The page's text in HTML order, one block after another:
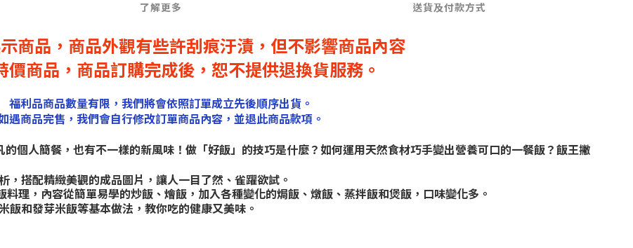
了解更多 送貨及付款方式
商品，商品外觀有些許刮痕汙漬， 但不影響商品內容
價商品，商品訂購完成後，恕不提供退換貨服務。
福利品商品數量有限，我們將會依照訂單成立先後順序出貨。
遇商品完售，我們會自行修改訂單商品內容，並退此商品款項。
個人簡餐，也有不一樣的新風味！做「好飯」的技巧是什麼？如何運用天然食材巧手變出營養可口的一餐飯？飯王撇
搭配精緻美觀的成品圖片，讓人一目了然、雀躍欲試。
料理，內容從簡單易學的炒飯、燴飯，加入各種變化的焗飯、燉飯、蒸拌飯和煲飯，口味變化多。
和發芽米飯等基本做法，教你吃的健康又美味。